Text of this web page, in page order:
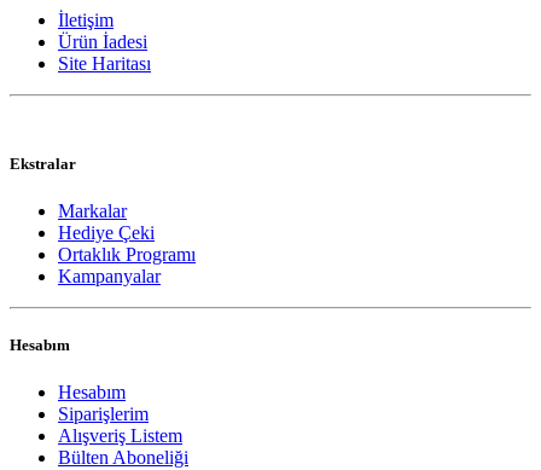
İletişim
Ürün İadesi
Site Haritası
Ekstralar
Markalar
Hediye Çeki
Ortaklık Programı
Kampanyalar
Hesabım
Hesabım
Siparişlerim
Alışveriş Listem
Bülten Aboneliği